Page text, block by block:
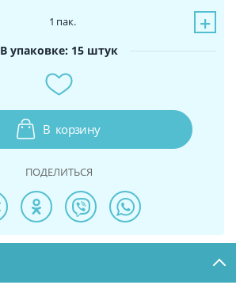
+
1 пак.
В упаковке: 15 штук
В корзину
ПОДЕЛИТЬСЯ